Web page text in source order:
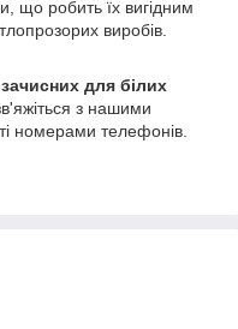
що робить їх вигідним
виробів.
для білих
з нашими
номерами телефонів.